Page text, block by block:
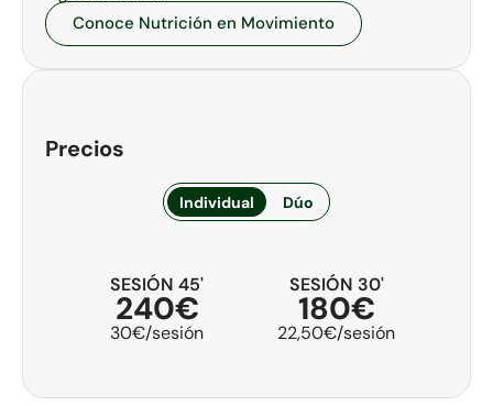
Conoce Nutrición en Movimiento
Precios
Individual Dúo
SESIÓN 45'
240€
30€/sesión
SESIÓN 30'
180€
22,50€/sesión